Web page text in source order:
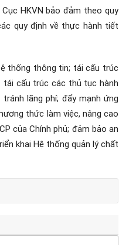
HKVN bảo đảm theo quy
quy định về thực hành tiết
thống thông tin; tái cấu trúc
tái cấu trúc các thủ tục hành
lãng phí; đẩy mạnh ứng
thức làm việc, nâng cao
của Chính phủ; đảm bảo an
khai Hệ thống quản lý chất